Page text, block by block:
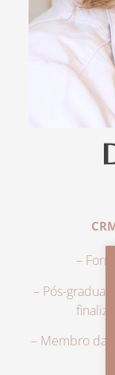
–
– Pós-
– Membro da